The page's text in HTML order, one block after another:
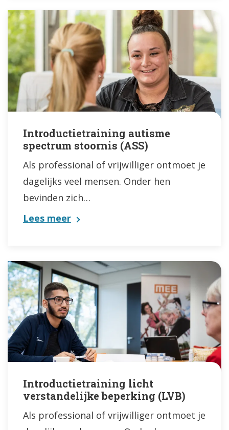
Introductietraining autisme
spectrum stoornis (ASS)
Als professional of vrijwilliger ontmoet je
dagelijks veel mensen. Onder hen
bevinden zich…
Lees meer
Introductietraining licht
verstandelijke beperking (LVB)
Als professional of vrijwilliger ontmoet je